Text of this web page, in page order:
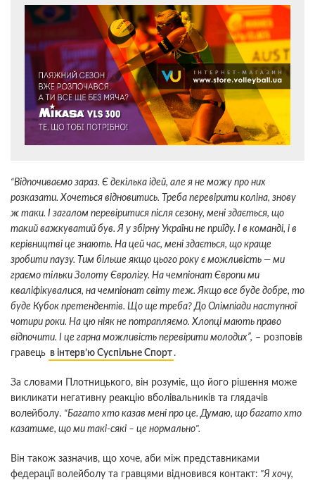
“Відпочиваємо зараз. Є декілька ідей, але я не можу про них
розказати. Хочеться відновитись. Треба перевірити коліна, знову
ж таки. І загалом перевіритися після сезону, мені здається, що
такий важкуватий був. Я у збірну України не приїду. І в команді, і в
керівництві це знають. На цей час, мені здається, що краще
зробити паузу. Тим більше якщо цього року є можливість — ми
граємо тільки Золоту Євролігу. На чемпіонат Європи ми
кваліфікувалися, на чемпіонат світу теж. Якщо все буде добре, то
буде Кубок претендентів. Що ще треба? До Олімпіади наступної
чотири роки. На цю ніяк не потрапляємо. Хлопці мають право
відпочити. І це гарна можливість перевірити молодих”, – розповів
гравець в інтерв’ю Суспільне Спорт .
За словами Плотницького, він розуміє, що його рішення може
викликати негативну реакцію вболівальників та глядачів
волейболу. “Багато хто казав мені про це. Думаю, що багато хто
казатиме, що ми такі-сякі – це нормально".
Він також зазначив, що хоче, аби між представниками
федерації волейболу та гравцями відновився контакт: "Я хочу,